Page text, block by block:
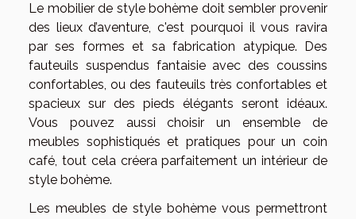
Le mobilier de style bohème doit sembler provenir
des lieux d’aventure, c'est pourquoi il vous ravira
par ses formes et sa fabrication atypique. Des
fauteuils suspendus fantaisie avec des coussins
confortables, ou des fauteuils très confortables et
spacieux sur des pieds élégants seront idéaux.
Vous pouvez aussi choisir un ensemble de
meubles sophistiqués et pratiques pour un coin
café, tout cela créera parfaitement un intérieur de
style bohème.
Les meubles de style bohème vous permettront